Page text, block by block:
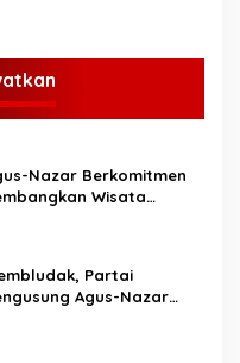
Nazar Berkomitmen
Wisata
Partai
Agus-Nazar